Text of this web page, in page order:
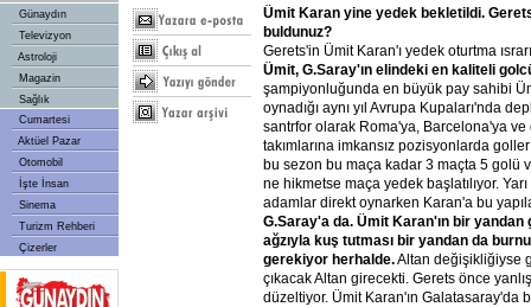
Günaydın
Televizyon
Astroloji
Magazin
Sağlık
Cumartesi
Aktüel Pazar
Otomobil
İşte İnsan
Sinema
Turizm Rehberi
Çizerler
Ümit Karan yine yedek bekletildi.
buldunuz?
Gerets'in Ümit Karan'ı yedek oturtma
Ümit, G.Saray'ın elindeki en kaliteli
şampiyonluğunda en büyük pay sahibi
oynadığı aynı yıl Avrupa Kupaları'nda
santrfor olarak Roma'ya, Barcelona'ya
takımlarına imkansız pozisyonlarda
bu sezon bu maça kadar 3 maçta 5 golü
ne hikmetse maça yedek başlatılıyor.
adamlar direkt oynarken Karan'a bu
G.Saray'a da. Ümit Karan'ın bir yandan
ağzıyla kuş tutması bir yandan da
gerekiyor herhalde.Altan değişikliğiyse
çıkacak Altan girecekti. Gerets önce
düzeltiyor. Ümit Karan'ın Galatasaray'da